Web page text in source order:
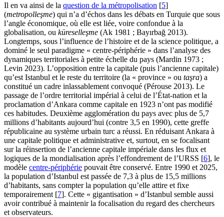
Il en va ainsi de la question de la métropolisation [5]
(metropolleşme) qui n’a d’échos dans les débats en Turquie que sous
l’angle économique, où elle est liée, voire confondue à la
globalisation, ou küreselleşme (Ak 1981 ; Bayırbağ 2013).
Longtemps, sous l’influence de l’histoire et de la science politique, a
dominé le seul paradigme « centre-périphérie » dans l’analyse des
dynamiques territoriales à petite échelle du pays (Mardin 1973 ;
Levin 2023). L’opposition entre la capitale (puis l’ancienne capitale)
qu’est Istanbul et le reste du territoire (la « province » ou taşra) a
constitué un cadre inlassablement convoqué (Pérouse 2013). Le
passage de l’ordre territorial impérial à celui de l’État-nation et la
proclamation d’Ankara comme capitale en 1923 n’ont pas modifié
ces habitudes. Deuxième agglomération du pays avec plus de 5,7
millions d’habitants aujourd’hui (contre 3,5 en 1990), cette greffe
républicaine au système urbain turc a réussi. En réduisant Ankara à
une capitale politique et administrative et, surtout, en se focalisant
sur la réinsertion de l’ancienne capitale impériale dans les flux et
logiques de la mondialisation après l’effondrement de l’URSS [6], le
modèle centre-périphérie pouvait être conservé. Entre 1990 et 2025,
la population d’Istanbul est passée de 7,3 à plus de 15,5 millions
d’habitants, sans compter la population qu’elle attire et fixe
temporairement [7]. Cette « gigantisation » d’Istanbul semble aussi
avoir contribué à maintenir la focalisation du regard des chercheurs
et observateurs.